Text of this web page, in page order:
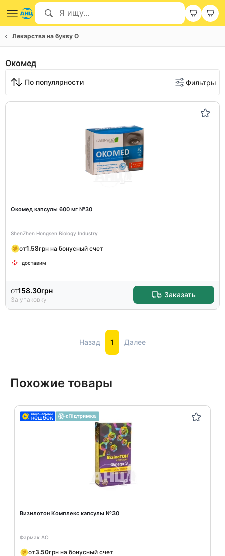
Лекарства на букву О
Окомед
По популярности Фильтры
Окомед капсулы 600 мг №30
ShenZhen Hongsen Biology Industry
от1.58грн на бонусный счет
доставим
от158.30грн
За упаковку
Заказать
Назад 1 Далее
Похожие товары
Визилотон Комплекс капсулы №30
Фармак АО
от3.50грн на бонусный счет